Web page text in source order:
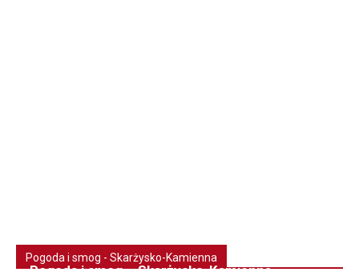
Pogoda i smog - Skarżysko-Kamienna
Pogoda i smog – Skarżysko-Kamienna